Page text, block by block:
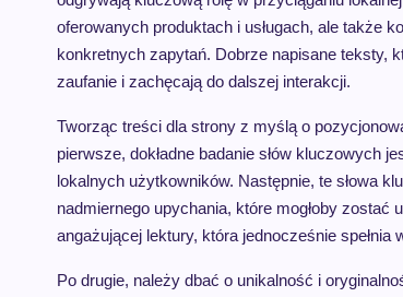
oferowanych produktach i usługach, ale także
konkretnych zapytań. Dobrze napisane teksty,
zaufanie i zachęcają do dalszej interakcji.
Tworząc treści dla strony z myślą o
pierwsze, dokładne badanie słów kluczowych
lokalnych użytkowników. Następnie, te słowa
nadmiernego upychania, które mogłoby
angażującej lektury, która jednocześnie spełnia
Po drugie, należy dbać o unikalność i